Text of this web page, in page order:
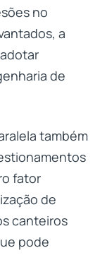
no
a
de
também
fator
de
canteiros
pode